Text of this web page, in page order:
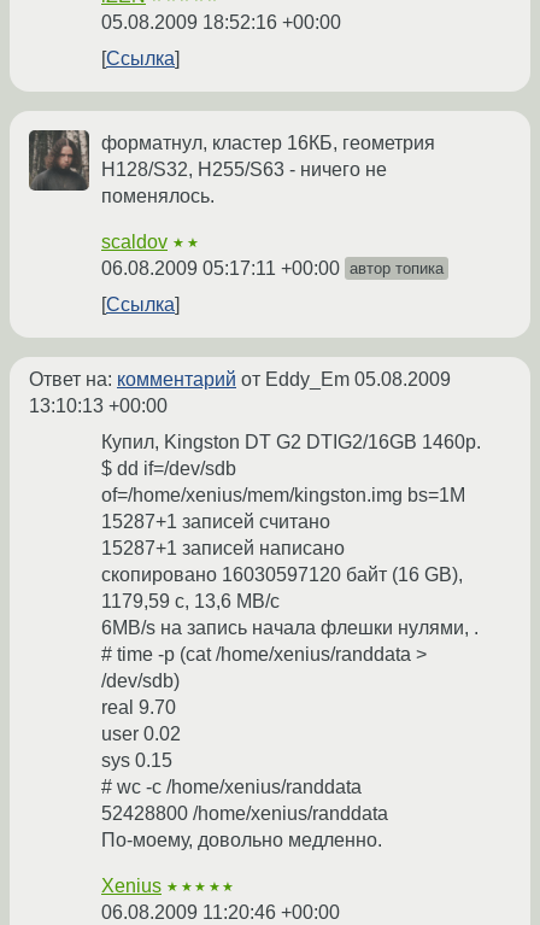
05.08.2009 18:52:16 +00:00
Ссылка
форматнул, кластер 16КБ, геометрия
H128/S32, H255/S63 - ничего не
поменялось.
scaldov ★★
06.08.2009 05:17:11 +00:00 автор топика
Ссылка
Ответ на: комментарий от Eddy_Em 05.08.2009
13:10:13 +00:00
Купил, Kingston DT G2 DTIG2/16GB 1460р.
$ dd if=/dev/sdb
of=/home/xenius/mem/kingston.img bs=1M
15287+1 записей считано
15287+1 записей написано
скопировано 16030597120 байт (16 GB),
1179,59 c, 13,6 MB/c
6MB/s на запись начала флешки нулями, .
# time -p (cat /home/xenius/randdata >
/dev/sdb)
real 9.70
user 0.02
sys 0.15
# wc -c /home/xenius/randdata
52428800 /home/xenius/randdata
По-моему, довольно медленно.
Xenius ★★★★★
06.08.2009 11:20:46 +00:00